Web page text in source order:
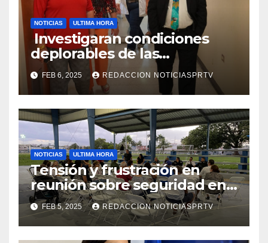
NOTICIAS ULTIMA HORA
Investigaran condiciones
deplorables de las
facilidades el Departamento
de la Salud en Mayagüez
FEB 6, 2025 REDACCION NOTICIASPRTV
NOTICIAS ULTIMA HORA
Tensión y frustración en
reunión sobre seguridad en
Reparto Metropolitano
FEB 5, 2025 REDACCION NOTICIASPRTV